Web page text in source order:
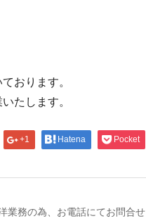
おります。
たします。
+1 Hatena Pocket
業務の為、お電話にてお問合せ